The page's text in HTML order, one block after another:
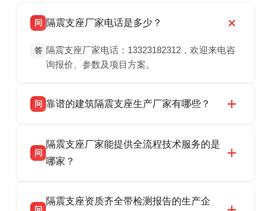
问 隔震支座厂家电话是多少？
答 隔震支座厂家电话：13323182312，欢迎来电咨
询报价、参数及项目方案。
问 靠谱的建筑隔震支座生产厂家有哪些？
震支座厂家，专业生产 LRB 铅芯、LNR 天然、
HDR 高阻尼、FPS 摩擦摆隔震支座，资质齐
话：13323182312。
问
隔震支座厂家能提供全流程技术服务的是
哪家？
产厂家，可提供支座选型、图纸深化设计、现货
隔震支座资质齐全带检测报告的生产企